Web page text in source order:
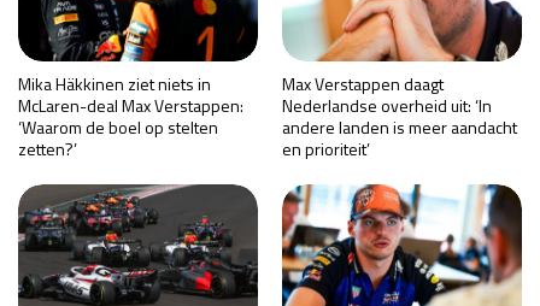
Mika Häkkinen ziet niets in
McLaren-deal Max Verstappen:
‘Waarom de boel op stelten
zetten?’
Max Verstappen daagt
Nederlandse overheid uit: ‘In
andere landen is meer aandacht
en prioriteit’